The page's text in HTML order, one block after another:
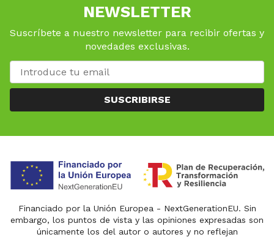
NEWSLETTER
Suscríbete a nuestro newsletter para recibir ofertas y
novedades exclusivas.
SUSCRIBIRSE
Financiado por la Unión Europea - NextGenerationEU. Sin
embargo, los puntos de vista y las opiniones expresadas son
únicamente los del autor o autores y no reflejan